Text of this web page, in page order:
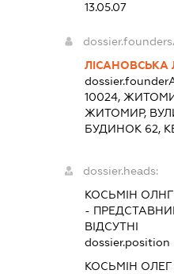
13.05.07
ЛІСАНОВСЬКА
10024,
ЖИТОМИР,
БУДИНОК 62,
dossier.heads:
КОСЬМІН
-
ВІДСУТНІ
dossier.position
КОСЬМІН